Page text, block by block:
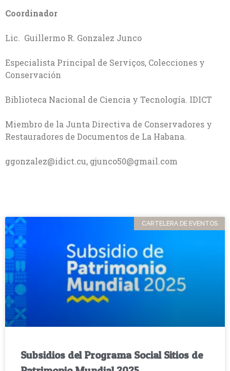
Coordinador
Lic. Guillermo R. Gonzalez Junco
Especialista Principal de Serviços, Colecciones y
Conservación
Biblioteca Nacional de Ciencia y Tecnología. IDICT
Miembro de la Junta Directiva de Conservadores y
Restauradores de Documentos de La Habana.
ggonzalez@idict.cu, gjunco50@gmail.com
CARTELERA DE EVENTOS
Subsidios del Programa Social Sitios de